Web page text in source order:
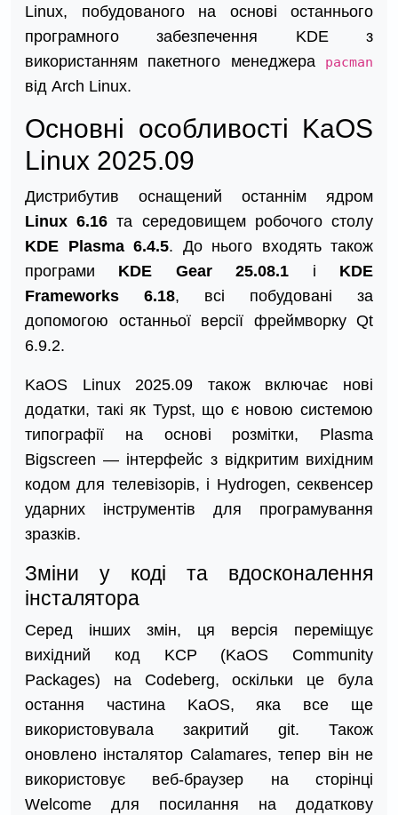
Linux, побудованого на основі останнього
програмного забезпечення KDE з
використанням пакетного менеджера
pacman
від Arch Linux.
Основні особливості KaOS
Linux 2025.09
Дистрибутив оснащений останнім ядром
Linux 6.16 та середовищем робочого столу
KDE Plasma 6.4.5. До нього входять також
програми KDE Gear 25.08.1 і KDE
Frameworks 6.18, всі побудовані за
допомогою останньої версії фреймворку Qt
6.9.2.
KaOS Linux 2025.09 також включає нові
додатки, такі як Typst, що є новою системою
типографії на основі розмітки, Plasma
Bigscreen — інтерфейс з відкритим вихідним
кодом для телевізорів, і Hydrogen, секвенсер
ударних інструментів для програмування
зразків.
Зміни у коді та вдосконалення
інсталятора
Серед інших змін, ця версія переміщує
вихідний код KCP (KaOS Community
Packages) на Codeberg, оскільки це була
остання частина KaOS, яка все ще
використовувала закритий git. Також
оновлено інсталятор Calamares, тепер він не
використовує веб-браузер на сторінці
Welcome для посилання на додаткову